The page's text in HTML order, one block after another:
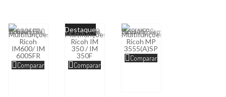
Multifunções
Ricoh
IM600/ IM
600SFR
Comparar
Destaque
Multifunções
Ricoh IM
350 / IM
350F
Comparar
Multifunções
Ricoh MP
3555(A)SP
Comparar